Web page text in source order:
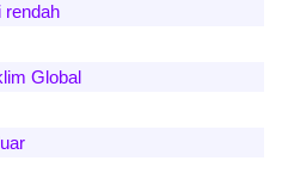
rendah
Global